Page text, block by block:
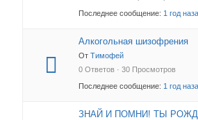
Последнее сообщение: 1 год
Алкогольная шизофрения
От Тимофей
0 Ответов · 30 Просмотров
Последнее сообщение: 1 год
ЗНАЙ И ПОМНИ! ТЫ